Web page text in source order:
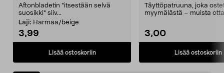
Aftonbladetin "itsestään selvä
suosikki" siiv...
Laji: Harmaa/beige
3,99
Lisää ostoskoriin
Täyttöpatruuna, joka
myymälästä – muista
3,00
Lisää ostoskoriin